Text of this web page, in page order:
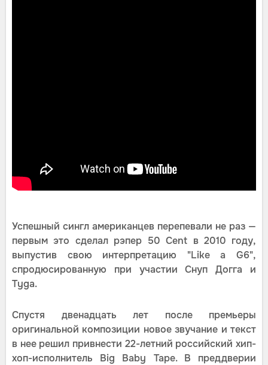
Успешный сингл американцев перепевали не раз —
первым это сделал рэпер 50 Cent в 2010 году,
выпустив свою интерпретацию "Like a G6",
спродюсированную при участии Снуп Догга и
Tyga.
Спустя двенадцать лет после премьеры
оригинальной композиции новое звучание и текст
в нее решил привнести 22-летний российский хип-
хоп-исполнитель Big Baby Tape. В преддверии